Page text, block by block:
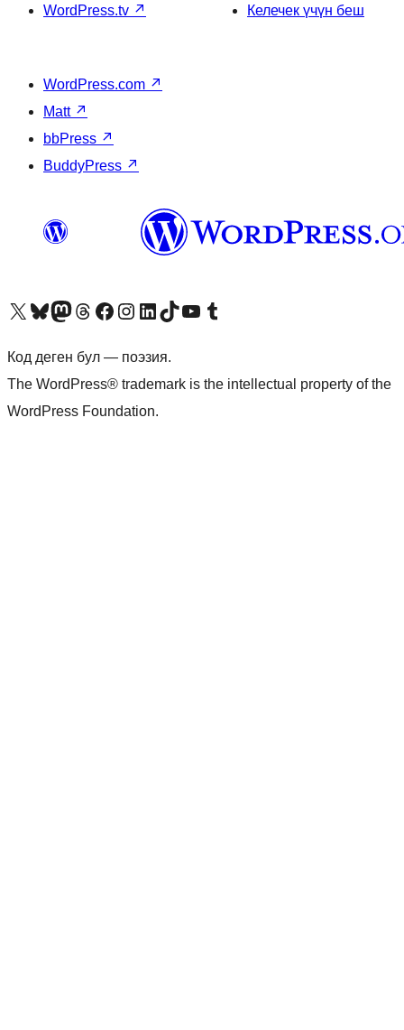
WordPress.tv ↗
Келечек үчүн беш
WordPress.com ↗
Matt ↗
bbPress ↗
BuddyPress ↗
Visit our X (formerly Twitter) account
Visit our Bluesky account
Биздин Mastodon түрмөгүбүзгө баш багыңыз
Visit our Threads account
Биздин Facebook баракчабызга кириңиз
Биздин Instagram баракчабызга баш багыңыз
Биздин LinkedIn баракчабызга баш багыңыз
Visit our TikTok account
Visit our YouTube channel
Visit our Tumblr account
Код деген бул — поэзия.
The WordPress® trademark is the intellectual property of the
WordPress Foundation.